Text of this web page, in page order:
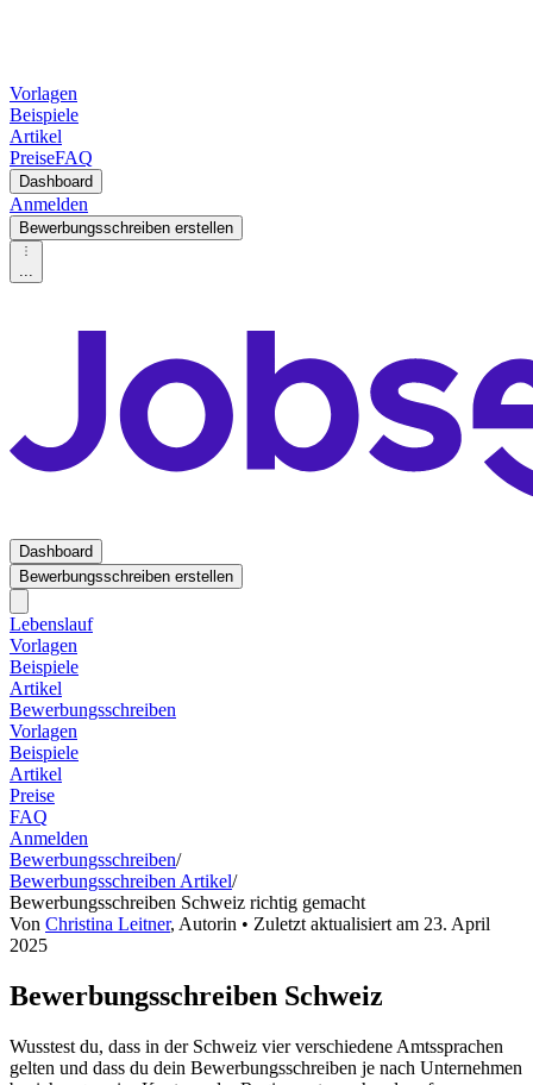
Vorlagen
Beispiele
Artikel
PreiseFAQ
Dashboard
Anmelden
Bewerbungsschreiben erstellen
...
Dashboard
Bewerbungsschreiben erstellen
Lebenslauf
Vorlagen
Beispiele
Artikel
Bewerbungsschreiben
Vorlagen
Beispiele
Artikel
Preise
FAQ
Anmelden
Bewerbungsschreiben/
Bewerbungsschreiben Artikel/
Bewerbungsschreiben Schweiz richtig gemacht
Von Christina Leitner, Autorin • Zuletzt aktualisiert am 23. April
2025
Bewerbungsschreiben Schweiz
Wusstest du, dass in der Schweiz vier verschiedene Amtssprachen
gelten und dass du dein Bewerbungsschreiben je nach Unternehmen